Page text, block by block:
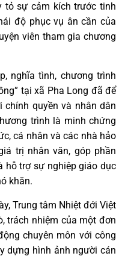
tỏ sự cảm kích trước tinh
độ phục vụ ân cần của
viên tham gia chương
nghĩa tình, chương trình
tại xã Pha Long đã để
chính quyền và nhân dân
trình là minh chứng
cá nhân và các nhà hảo
trị nhân văn, góp phần
hỗ trợ sự nghiệp giáo dục
khăn.
Trung tâm Nhiệt đới Việt
trách nhiệm của một đơn
chuyên môn với công
dựng hình ảnh người cán